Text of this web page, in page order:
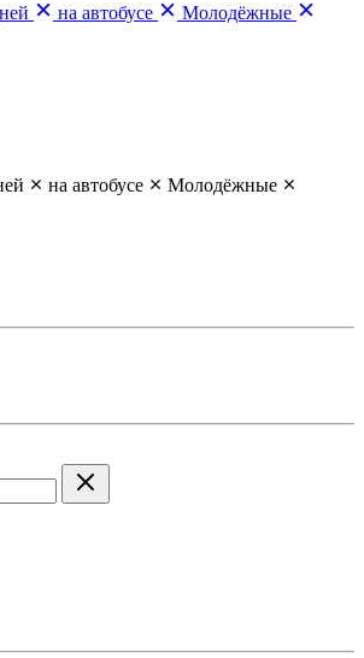
на автобусе
Молодёжные
на автобусе
Молодёжные